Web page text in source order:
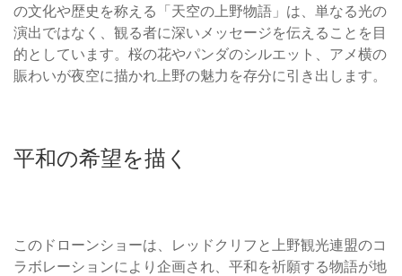
の文化や歴史を称える「天空の上野物語」は、単なる光の
演出ではなく、観る者に深いメッセージを伝えることを目
的としています。桜の花やパンダのシルエット、アメ横の
賑わいが夜空に描かれ上野の魅力を存分に引き出します。
平和の希望を描く
このドローンショーは、レッドクリフと上野観光連盟のコ
ラボレーションにより企画され、平和を祈願する物語が地